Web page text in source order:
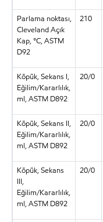
Parlama noktası,
Cleveland Açık
Kap, °C, ASTM
D92
210
Köpük, Sekans I,
Eğilim/Kararlılık,
ml, ASTM D892
20/0
Köpük, Sekans II,
Eğilim/Kararlılık,
ml, ASTM D892
20/0
Köpük, Sekans
III,
Eğilim/Kararlılık,
ml, ASTM D892
20/0